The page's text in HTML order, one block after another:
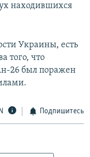
находившихся
Украины, есть
того, что
26 был поражен
Подпишитесь